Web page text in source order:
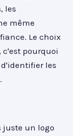
les
même
Le choix
pourquoi
les
juste un logo